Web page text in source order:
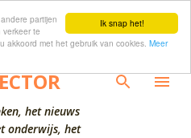
Ik snap het!
partijen
te
akkoord met het gebruik van cookies. Meer
hoofdcontent
het nieuws
onderwijs, het